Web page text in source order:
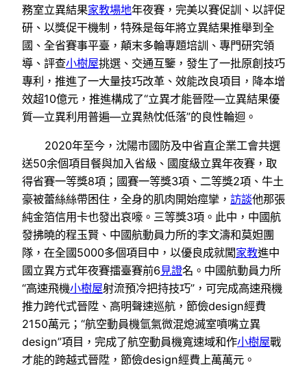
務室立異結果家教場地年夜賽，完美以賽促訓、以評促
研、以獎促干機制，特殊是每年將立異結果推舉到全
國、全省賽事平臺，顛末多輪專題培訓、專門研究領
導、評查小樹屋挑選、交通互鑒，發生了一批原創技巧
專利，推進了一大量技巧改革、效能改良項目，降本增
效超10億元，推進構成了“立異才能晉陞—立異結果優
質—立異利用普遍—立異熱忱低落”的良性輪迴。
2020年至今，沈陽市國防及中省直企業工會共選
送50余個項目餐與加入省級、國度級立異年夜賽，取
得省賽一等獎8項；國賽一等獎3項、二等獎2項、牛土
豪被蕾絲絲帶困住，全身的肌肉開始痙攣， 訪談他那張
純金箔信用卡也發出哀嚎。三等獎3項。此中，中國航
發拂曉的程玉賢、中國航動員力所的李文濤和莫妲團
隊，在全國5000多個項目中，以優良成就闖家教進中
國立異方式年夜賽擂臺賽前6 見證名。中國航動員力所
“高速飛機小樹屋射流預冷把持技巧”，可完成高速飛機
推力跨代式晉陞、高明聲速巡航，節儉design經費
2150萬元；“航空動員機氫氣微混熄滅室噴嘴立異
design”項目，完成了航空動員機寬速域和作小樹屋戰
才能的跨越式晉陞，節儉design經費上萬萬元。